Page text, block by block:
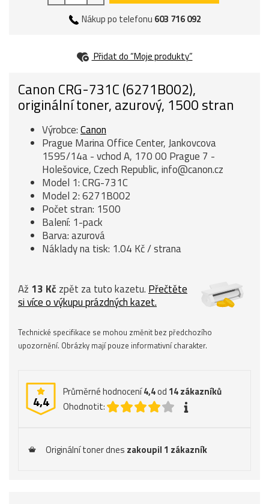
Nákup po telefonu 603 716 092
Přidat do “Moje produkty”
Canon CRG-731C (6271B002),
originální toner, azurový, 1500 stran
Výrobce:Canon
Prague Marina Office Center, Jankovcova
1595/14a - vchod A, 170 00 Prague 7 -
Holešovice, Czech Republic, info@canon.cz
Model 1: CRG-731C
Model 2: 6271B002
Počet stran: 1500
Balení: 1-pack
Barva: azurová
Náklady na tisk: 1.04 Kč / strana
Až 13 Kč zpět za tuto kazetu. Přečtěte
si více o výkupu prázdných kazet.
Technické specifikace se mohou změnit bez předchozího
upozornění. Obrázky mají pouze informativní charakter.
4,4
Průměrné hodnocení4,4od 14zákazníků
Ohodnotit:
Originální toner dnes zakoupil 1 zákazník